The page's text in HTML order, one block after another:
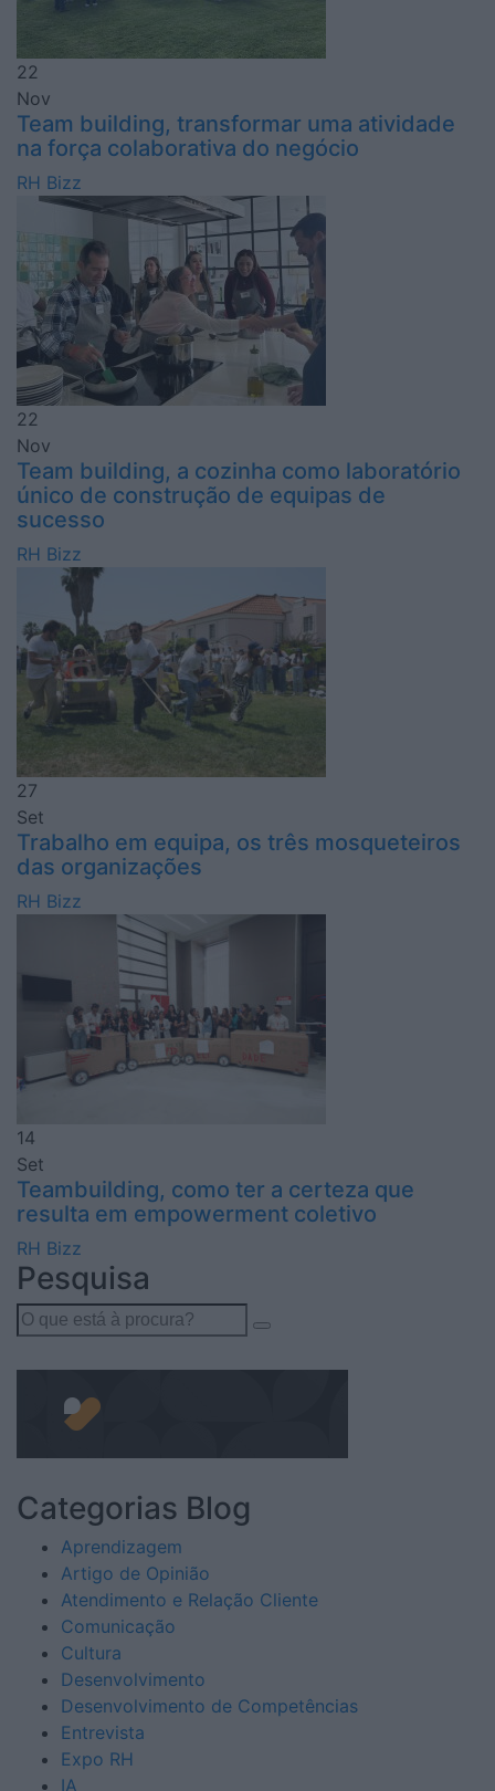
22
Nov
Team building, transformar uma atividade
na força colaborativa do negócio
RH Bizz
22
Nov
Team building, a cozinha como laboratório
único de construção de equipas de
sucesso
RH Bizz
27
Set
Trabalho em equipa, os três mosqueteiros
das organizações
RH Bizz
14
Set
Teambuilding, como ter a certeza que
resulta em empowerment coletivo
RH Bizz
Pesquisa
Search
for:
Categorias Blog
Aprendizagem
Artigo de Opinião
Atendimento e Relação Cliente
Comunicação
Cultura
Desenvolvimento
Desenvolvimento de Competências
Entrevista
Expo RH
IA